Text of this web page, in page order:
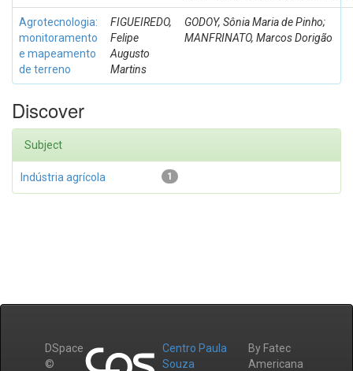
Agrotecnologia:
monitoramento
e mapeamento
de terreno
FIGUEIREDO,
Felipe
Augusto
Martins
GODOY, Sônia Maria de Pinho;
MANFRINATO, Marcos Dorigão
Discover
Subject
1
Indústria agrícola
DSpace
©
Centro Paula
Souza
By Fatec
Americana